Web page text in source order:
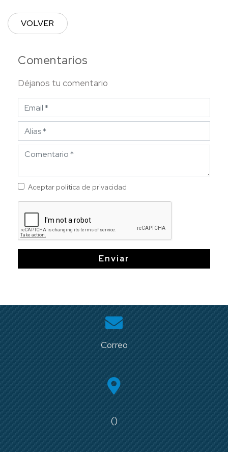
Comentarios
Déjanos tu comentario
Aceptar política de privacidad
Enviar
VOLVER
Correo
()